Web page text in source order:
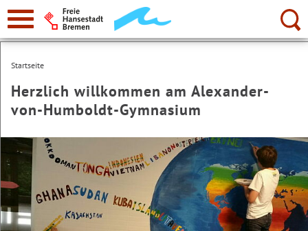
zur
Navigation
Suche:
Startseite
Herzlich willkommen am Alexander-
von-Humboldt-Gymnasium